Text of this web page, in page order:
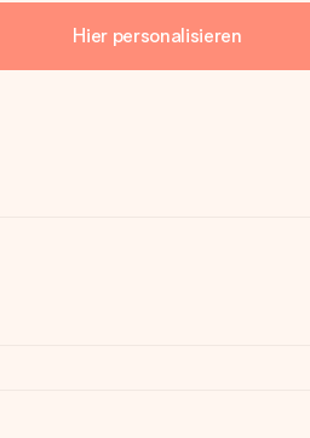
Hier personalisieren